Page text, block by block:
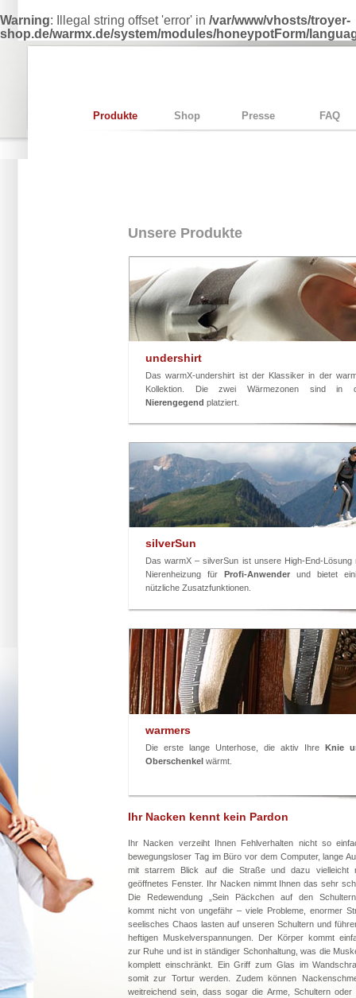
Warning: Illegal string offset 'error' in /var/www/vhosts/troyer-
shop.de/warmx.de/system/modules/honeypotForm/
Produkte Shop Presse FAQ
Unsere Produkte
undershirt
Das warmX-undershirt ist der Klassiker in der
Kollektion. Die zwei Wärmezonen sind in
Nierengegend platziert.
silverSun
Das warmX – silverSun ist unsere High-End-Lösung
Nierenheizung für Profi-Anwender und bietet
nützliche Zusatzfunktionen.
warmers
Die erste lange Unterhose, die aktiv Ihre Knie
Oberschenkel wärmt.
Ihr Nacken kennt kein Pardon
Ihr Nacken verzeiht Ihnen Fehlverhalten nicht so
bewegungsloser Tag im Büro vor dem Computer, lange
mit starrem Blick auf die Straße und dazu vielleicht
geöffnetes Fenster. Ihr Nacken nimmt Ihnen das sehr
Die Redewendung „Sein Päckchen auf den
kommt nicht von ungefähr – viele Probleme, enormer
seelisches Chaos lasten auf unseren Schultern und
heftigen Muskelverspannungen. Der Körper kommt
zur Ruhe und ist in ständiger Schonhaltung, was die
komplett einschränkt. Ein Griff zum Glas im
somit zur Tortur werden. Zudem können
weitreichend sein, dass sogar die Arme, Schultern oder